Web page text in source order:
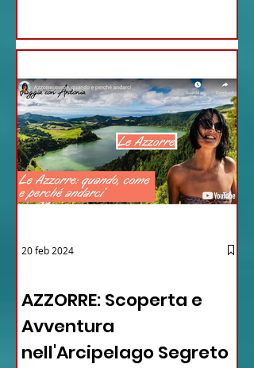
AZZORRE: Scoperta e
Avventura
nell'Arcipelago Segreto
20 feb 2024